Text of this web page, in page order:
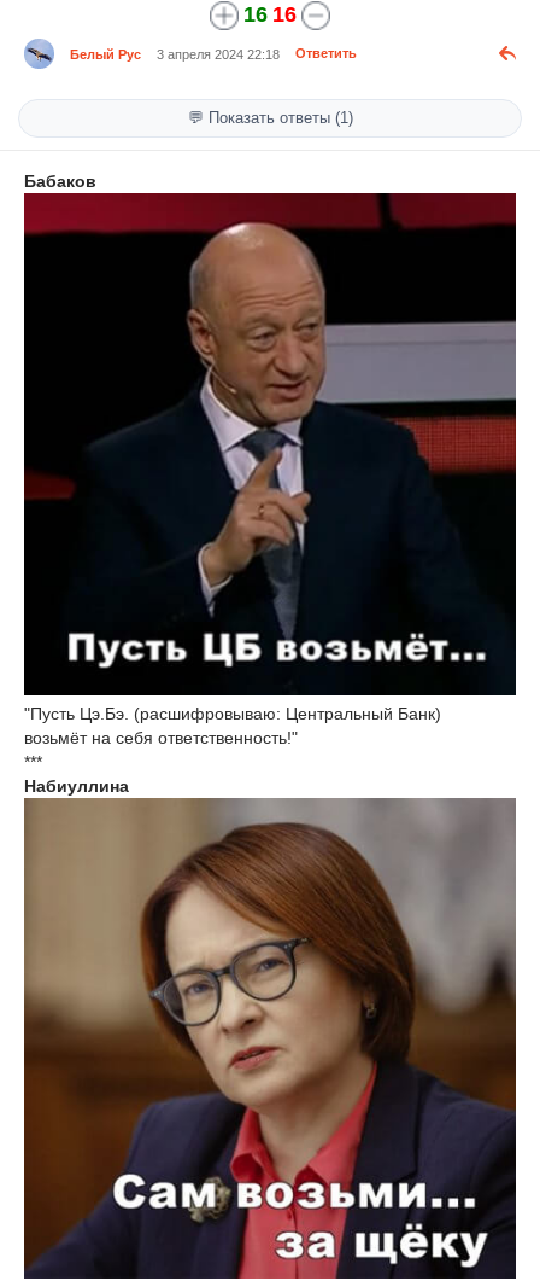
16 16
Белый Рус 3 апреля 2024 22:18 Ответить
💬 Показать ответы (1)
Бабаков
"Пусть Цэ.Бэ. (расшифровываю: Центральный Банк)
возьмёт на себя ответственность!"
***
Набиуллина